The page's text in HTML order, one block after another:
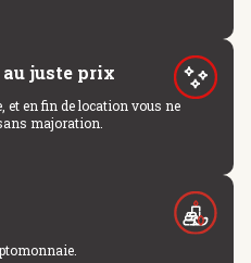
juste prix
et en fin de location vous ne
majoration.